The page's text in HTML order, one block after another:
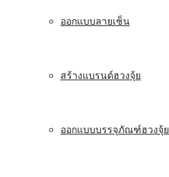
ออกแบบลายเซ็น
สร้างแบรนด์ฮวงจุ้ย
ออกแบบบรรจุภัณฑ์ฮวงจุ้ย